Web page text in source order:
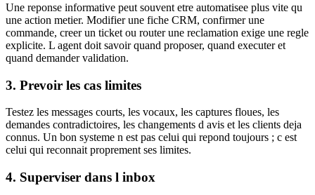
Une reponse informative peut souvent etre automatisee plus vite qu
une action metier. Modifier une fiche CRM, confirmer une
commande, creer un ticket ou router une reclamation exige une regle
explicite. L agent doit savoir quand proposer, quand executer et
quand demander validation.
3. Prevoir les cas limites
Testez les messages courts, les vocaux, les captures floues, les
demandes contradictoires, les changements d avis et les clients deja
connus. Un bon systeme n est pas celui qui repond toujours ; c est
celui qui reconnait proprement ses limites.
4. Superviser dans l inbox